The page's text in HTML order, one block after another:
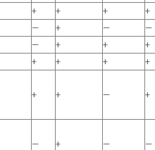
+ + +
+
— + —
—
— + +
+
+ + +
+
+ + — +
— + — —